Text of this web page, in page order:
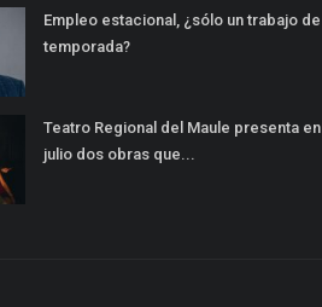
Empleo estacional, ¿sólo un trabajo de
temporada?
Teatro Regional del Maule presenta en
julio dos obras que...